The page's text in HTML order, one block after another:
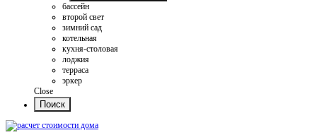
бассейн
второй свет
зимний сад
котельная
кухня-столовая
лоджия
терраса
эркер
Close